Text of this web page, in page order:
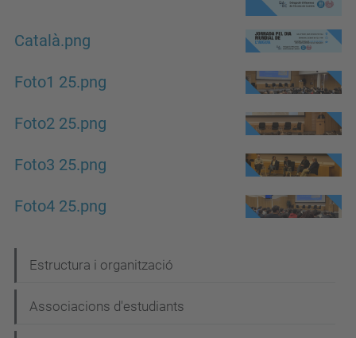
Català.png
Foto1 25.png
Foto2 25.png
Foto3 25.png
Foto4 25.png
a
v
Estructura i organització
Associacions d'estudiants